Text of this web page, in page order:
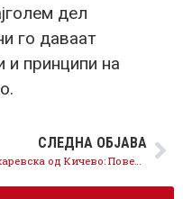
дел
го даваат
и принципи на
СЛЕДНА ОБЈАВА
Лукаревска од Кичево: Повеќе за сите е мерката за поголеми плати на работниците во приватните компании